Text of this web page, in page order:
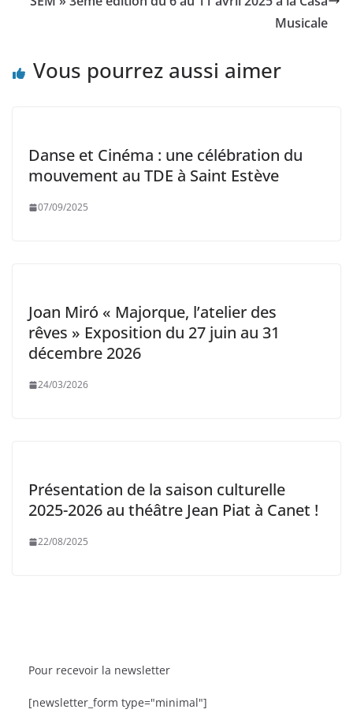
Musicale
Vous pourrez aussi aimer
Danse et Cinéma : une célébration du
mouvement au TDE à Saint Estève
07/09/2025
Joan Miró « Majorque, l’atelier des
rêves » Exposition du 27 juin au 31
décembre 2026
24/03/2026
Présentation de la saison culturelle
2025-2026 au théâtre Jean Piat à Canet !
22/08/2025
Pour recevoir la newsletter
[newsletter_form type="minimal"]